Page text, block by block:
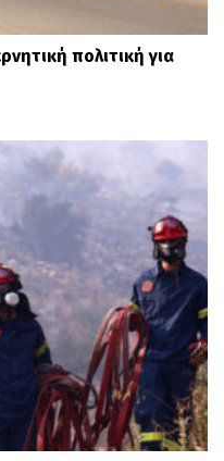
πολιτική για